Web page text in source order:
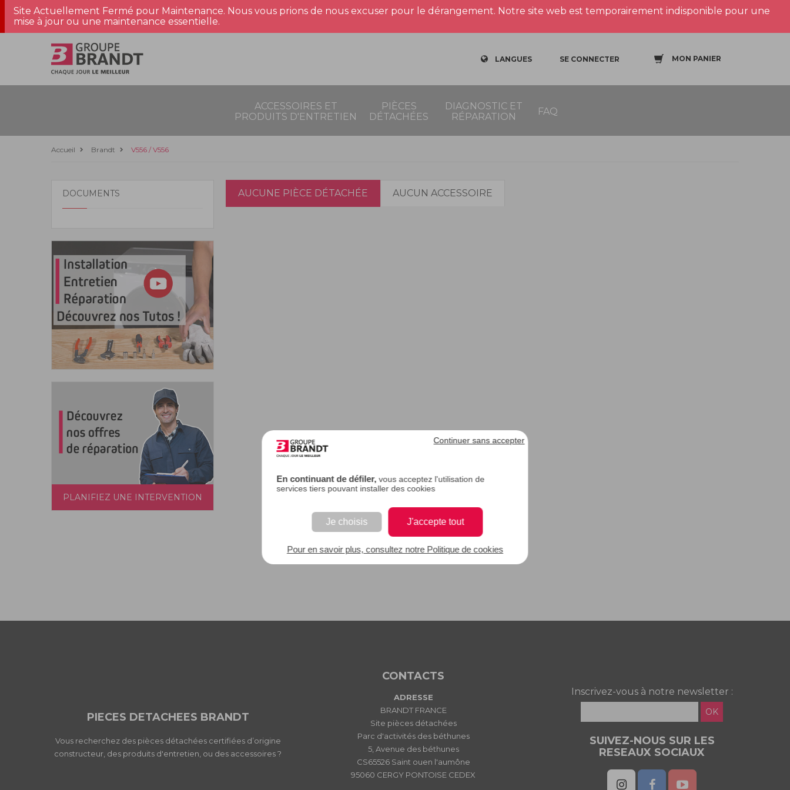
En continuant de défiler, vous acceptez l'utilisation de
services tiers pouvant installer des cookies
Je choisis J'accepte tout
Continuer sans accepter
Pour en savoir plus, consultez notre Politique de cookies
Site Actuellement Fermé pour Maintenance. Nous vous prions de nous excuser pour le dérangement. Notre site web est temporairement indisponible pour une
mise à jour ou une maintenance essentielle.
LANGUES SE CONNECTER MON PANIER
ACCESSOIRES ET
PRODUITS D'ENTRETIEN
PIÈCES
DÉTACHÉES
DIAGNOSTIC ET
RÉPARATION
FAQ
Accueil Brandt V556 / V556
DOCUMENTS
PLANIFIEZ UNE INTERVENTION
AUCUNE PIÈCE DÉTACHÉE AUCUN ACCESSOIRE
PIECES DETACHEES BRANDT
Vous recherchez des pièces détachées certifiées d’origine
constructeur, des produits d'entretien, ou des accessoires ?
CONTACTS
ADRESSE
BRANDT FRANCE
Site pièces détachées
Parc d'activités des béthunes
5, Avenue des béthunes
CS65526 Saint ouen l'aumône
95060 CERGY PONTOISE CEDEX
Inscrivez-vous à notre newsletter :
OK
SUIVEZ-NOUS SUR LES
RESEAUX SOCIAUX